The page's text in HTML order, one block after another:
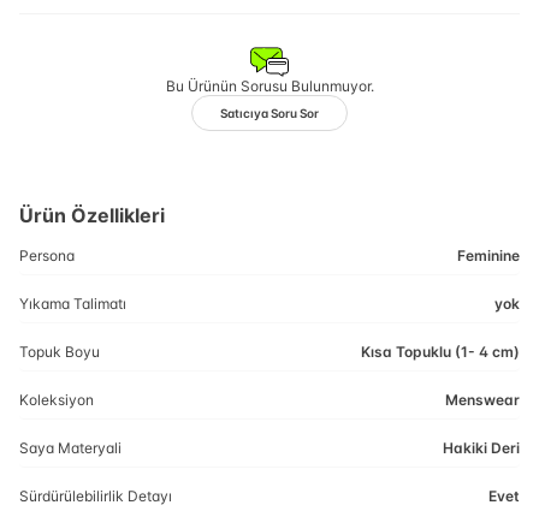
Bu Ürünün Sorusu Bulunmuyor.
Satıcıya Soru Sor
Ürün Özellikleri
Persona Feminine
Yıkama Talimatı yok
Topuk Boyu Kısa Topuklu (1- 4 cm)
Koleksiyon Menswear
Saya Materyali Hakiki Deri
Sürdürülebilirlik Detayı Evet